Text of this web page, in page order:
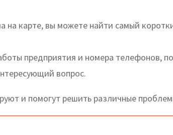
на карте, вы можете найти самый
предприятия и номера телефонов, по
вопрос.
и помогут решить различные